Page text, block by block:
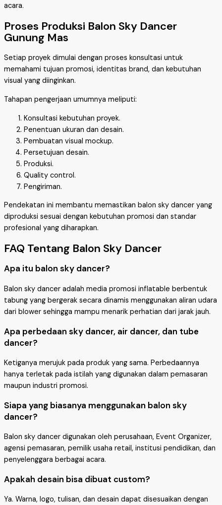
acara.
Proses Produksi Balon Sky Dancer
Gunung Mas
Setiap proyek dimulai dengan proses konsultasi untuk
memahami tujuan promosi, identitas brand, dan kebutuhan
visual yang diinginkan.
Tahapan pengerjaan umumnya meliputi:
Konsultasi kebutuhan proyek.
Penentuan ukuran dan desain.
Pembuatan visual mockup.
Persetujuan desain.
Produksi.
Quality control.
Pengiriman.
Pendekatan ini membantu memastikan balon sky dancer yang
diproduksi sesuai dengan kebutuhan promosi dan standar
profesional yang diharapkan.
FAQ Tentang Balon Sky Dancer
Apa itu balon sky dancer?
Balon sky dancer adalah media promosi inflatable berbentuk
tabung yang bergerak secara dinamis menggunakan aliran udara
dari blower sehingga mampu menarik perhatian dari jarak jauh.
Apa perbedaan sky dancer, air dancer, dan tube
dancer?
Ketiganya merujuk pada produk yang sama. Perbedaannya
hanya terletak pada istilah yang digunakan dalam pemasaran
maupun industri promosi.
Siapa yang biasanya menggunakan balon sky
dancer?
Balon sky dancer digunakan oleh perusahaan, Event Organizer,
agensi pemasaran, pemilik usaha retail, institusi pendidikan, dan
penyelenggara berbagai acara.
Apakah desain bisa dibuat custom?
Ya. Warna, logo, tulisan, dan desain dapat disesuaikan dengan